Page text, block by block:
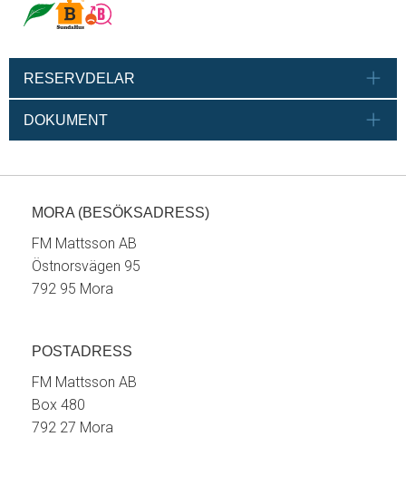
RESERVDELAR
DOKUMENT
MORA (BESÖKSADRESS)
FM Mattsson AB
Östnorsvägen 95
792 95 Mora
POSTADRESS
FM Mattsson AB
Box 480
792 27 Mora